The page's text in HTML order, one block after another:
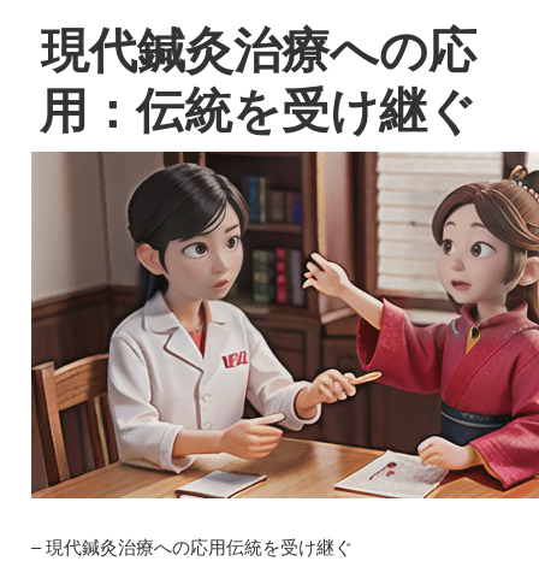
現代鍼灸治療への応
用：伝統を受け継ぐ
– 現代鍼灸治療への応用伝統を受け継ぐ